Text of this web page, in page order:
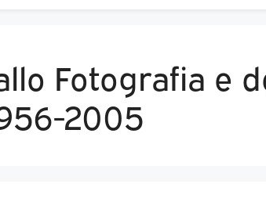
Fotografia e
2005